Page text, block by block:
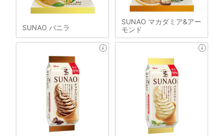
SUNAO バニラ
SUNAO マカダミア&アー
モンド